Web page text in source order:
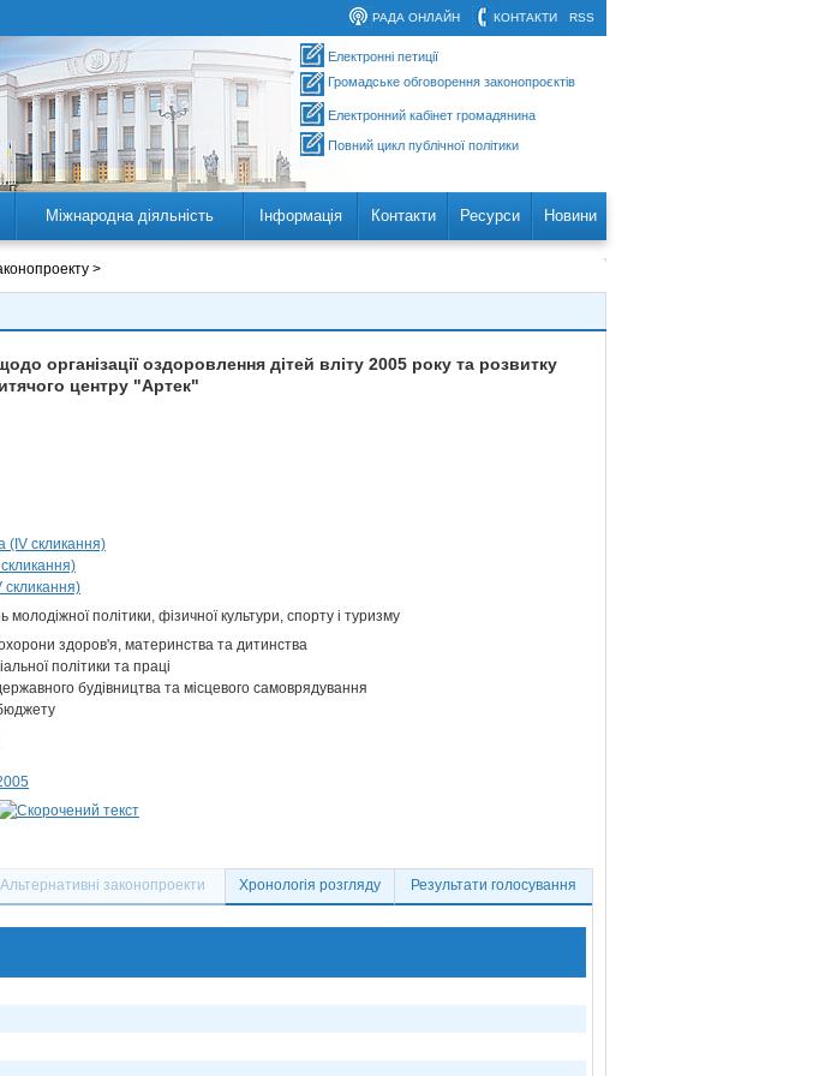
RSS
КОНТАКТИ
РАДА ОНЛАЙН
Електронні петиції
Громадське обговорення законопроєктів
Електронний кабінет громадянина
Повний цикл публічної політики
Міжнародна діяльність Інформація Контакти Ресурси Новини
>
організації оздоровлення дітей вліту 2005 року та розвитку
центру "Артек"
(IV скликання)
скликання)
політики, фізичної культури, спорту і туризму
здоров'я, материнства та дитинства
політики та праці
будівництва та місцевого самоврядування
Альтернативні законопроекти Хронологія розгляду Результати голосування